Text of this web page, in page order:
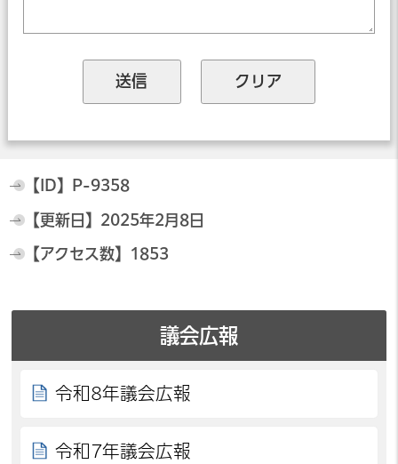
【ID】 P-9358
【更新日】 2025年2月8日
【アクセス数】 1853
議会広報
令和8年議会広報
令和7年議会広報